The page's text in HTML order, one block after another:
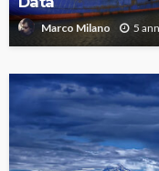
Marco Milano 5